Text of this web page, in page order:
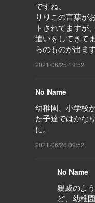
ですね。
りりこの言葉が
トされてますが
遣いをしてきて
らのものが出ま
2021/06/25 19:52
No Name
幼稚園、小学校
た子達ではかな
に。
2021/06/26 09:52
No Name
親戚のよ
ど、幼稚